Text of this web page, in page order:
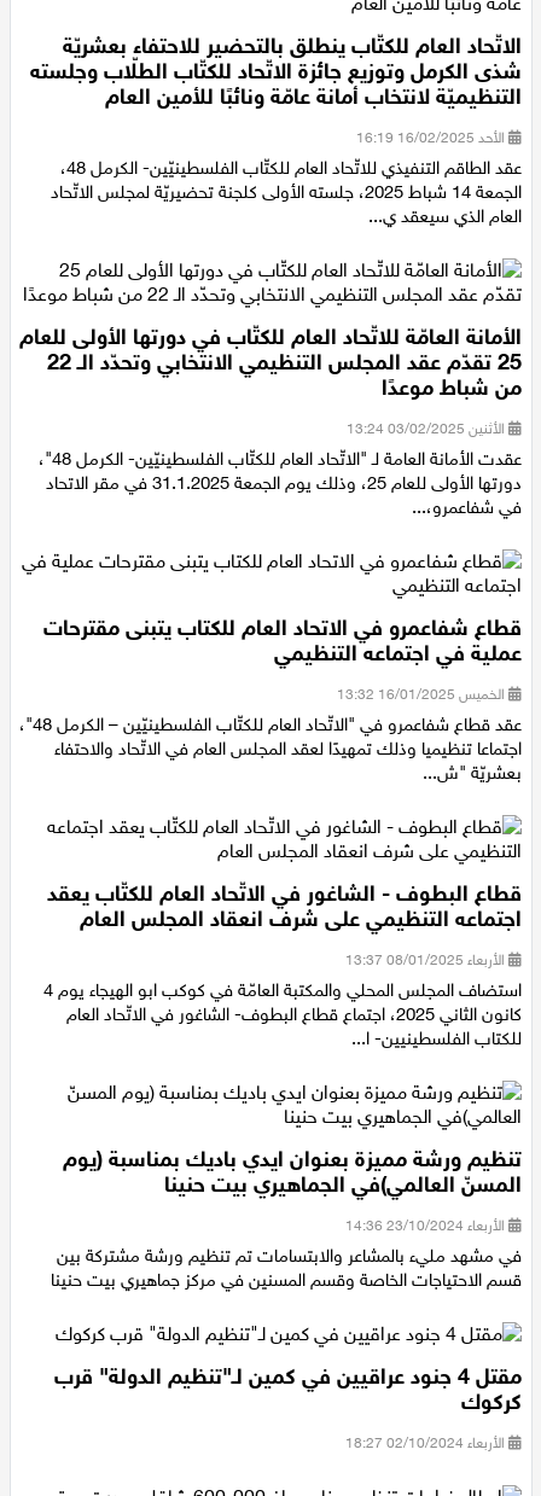
الاتّحاد العام للكتّاب ينطلق بالتحضير للاحتفاء بعشريّة
شذى الكرمل وتوزيع جائزة الاتّحاد للكتّاب الطلّاب وجلسته
التنظيميّة لانتخاب أمانة عامّة ونائبًا للأمين العام
الأحد 16/02/2025 16:19
عقد الطاقم التنفيذي للاتّحاد العام للكتّاب الفلسطينيّين- الكرمل 48،
الأمانة العامّة للاتّحاد العام للكتّاب في دورتها الأولى للعام
من شباط موعدًا
الأثنين 03/02/2025 13:24
عقدت الأمانة العامة لـ "الاتّحاد العام للكتّاب الفلسطينيّين- الكرمل 48"،
قطاع شفاعمرو في الاتحاد العام للكتاب يتبنى مقترحات
عملية في اجتماعه التنظيمي
الخميس 16/01/2025 13:32
اجتماعا تنظيميا وذلك تمهيدًا لعقد المجلس العام في الاتّحاد والاحتفاء
قطاع البطوف - الشاغور في الاتّحاد العام للكتّاب يعقد
اجتماعه التنظيمي على شرف انعقاد المجلس العام
الأربعاء 08/01/2025 13:37
كانون الثاني 2025، اجتماع قطاع البطوف- الشاغور في الاتّحاد العام
تنظيم ورشة مميزة بعنوان ايدي باديك بمناسبة (يوم
المسنّ العالمي)في الجماهيري بيت حنينا
الأربعاء 23/10/2024 14:36
في مشهد مليء بالمشاعر والابتسامات تم تنظيم ورشة مشتركة بين
مقتل 4 جنود عراقيين في كمين لـ"تنظيم الدولة" قرب
كركوك